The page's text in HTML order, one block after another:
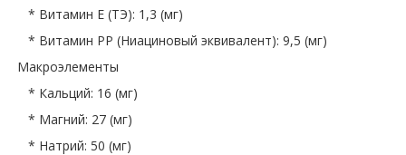
* Витамин E (ТЭ): 1,3 (мг)
* Витамин PP (Ниациновый эквивалент): 9,5 (мг)
Макроэлементы
* Кальций: 16 (мг)
* Магний: 27 (мг)
* Натрий: 50 (мг)